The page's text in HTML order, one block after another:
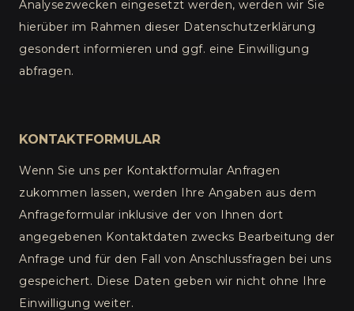
Analysezwecken eingesetzt werden, werden wir Sie
hierüber im Rahmen dieser Datenschutzerklärung
gesondert informieren und ggf. eine Einwilligung
abfragen.
KONTAKTFORMULAR
Wenn Sie uns per Kontaktformular Anfragen
zukommen lassen, werden Ihre Angaben aus dem
Anfrageformular inklusive der von Ihnen dort
angegebenen Kontaktdaten zwecks Bearbeitung der
Anfrage und für den Fall von Anschlussfragen bei uns
gespeichert. Diese Daten geben wir nicht ohne Ihre
Einwilligung weiter.